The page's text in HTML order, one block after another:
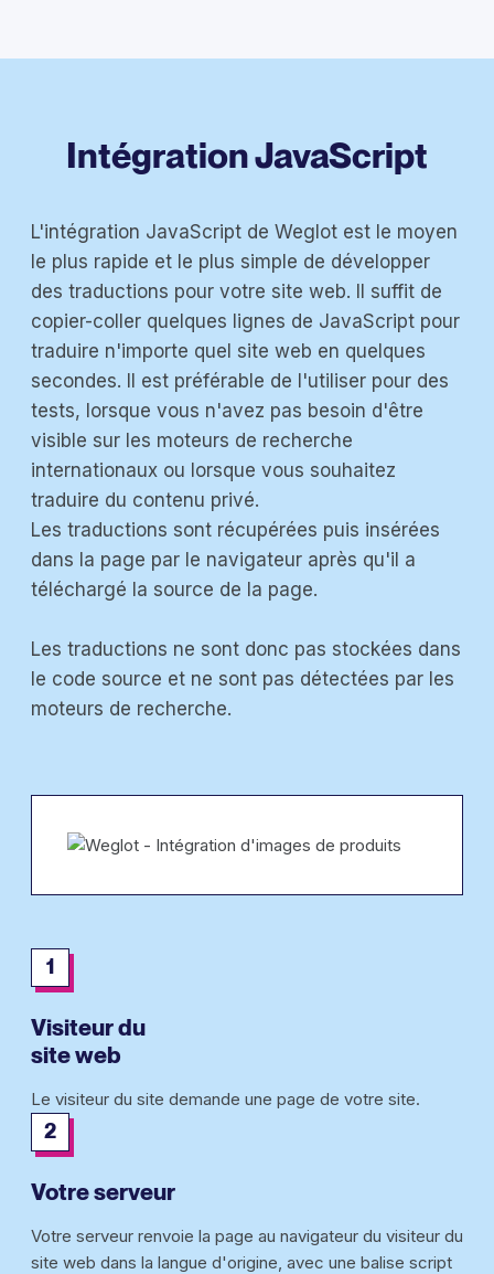
Intégration JavaScript
L'intégration JavaScript de Weglot est le moyen
le plus rapide et le plus simple de développer
des traductions pour votre site web. Il suffit de
copier-coller quelques lignes de JavaScript pour
traduire n'importe quel site web en quelques
secondes. Il est préférable de l'utiliser pour des
tests, lorsque vous n'avez pas besoin d'être
visible sur les moteurs de recherche
internationaux ou lorsque vous souhaitez
traduire du contenu privé.
Les traductions sont récupérées puis insérées
dans la page par le navigateur après qu'il a
téléchargé la source de la page.
Les traductions ne sont donc pas stockées dans
le code source et ne sont pas détectées par les
moteurs de recherche.
1
Visiteur du
site web
Le visiteur du site demande une page de votre site.
2
Votre serveur
Votre serveur renvoie la page au navigateur du visiteur du
site web dans la langue d'origine, avec une balise script